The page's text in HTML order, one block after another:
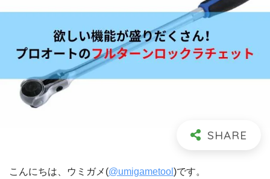
こんにちは、ウミガメ(@umigametool )です。